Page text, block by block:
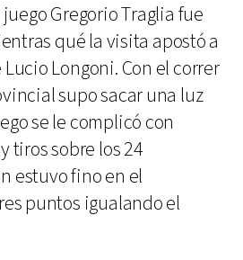
Gregorio Traglia fue
qué la visita apostó a
Longoni. Con el correr
supo sacar una luz
se le complicó con
tiros sobre los 24
estuvo fino en el
puntos igualando el